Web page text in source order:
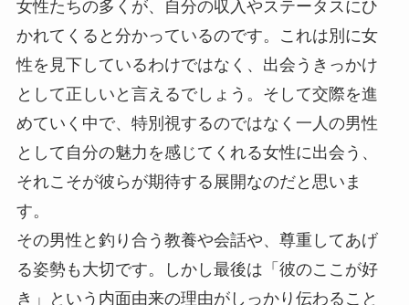
女性たちの多くが、自分の収入やステータスにひ
かれてくると分かっているのです。これは別に女
性を見下しているわけではなく、出会うきっかけ
として正しいと言えるでしょう。そして交際を進
めていく中で、特別視するのではなく一人の男性
として自分の魅力を感じてくれる女性に出会う、
それこそが彼らが期待する展開なのだと思いま
す。
その男性と釣り合う教養や会話や、尊重してあげ
る姿勢も大切です。しかし最後は「彼のここが好
き」という内面由来の理由がしっかり伝わること